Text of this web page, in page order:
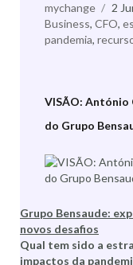
Autor
mychange
a
2
Business, CFO,
pandemia,
VISÃO: António
do Grupo
Grupo Bensaude:
novos desafios
Qual tem sido a
impactos da